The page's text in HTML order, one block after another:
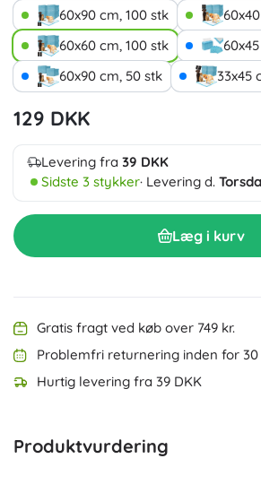
60x90 cm, 100 stk
60x60 cm, 100 stk
60x90 cm, 50 stk
33x45
129 DKK
Levering fra 39 DKK
Sidste 3 stykker· Levering d.
Læg i kurv
Gratis fragt ved køb over 749 kr.
Problemfri returnering inden for 30
Hurtig levering fra 39 DKK
Produktvurdering